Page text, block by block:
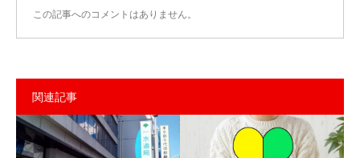
この記事へのコメントはありません。
関連記事